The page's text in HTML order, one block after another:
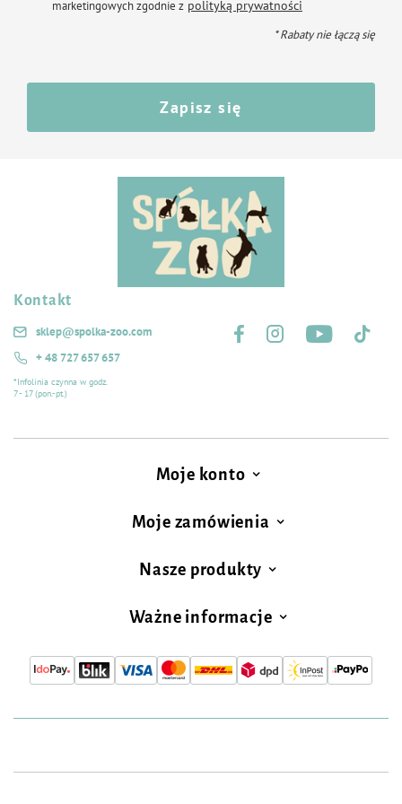
marketingowych zgodnie z polityką prywatności
* Rabaty nie łączą się
Zapisz się
Kontakt
sklep@spolka-zoo.com
+ 48 727 657 657
*Infolinia czynna w godz.
7 - 17 (pon.-pt.)
Moje konto
Moje zamówienia
Nasze produkty
Ważne informacje